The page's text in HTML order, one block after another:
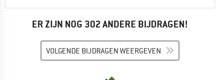
ER ZIJN NOG 302 ANDERE BIJDRAGEN!
VOLGENDE BIJDRAGEN WEERGEVEN